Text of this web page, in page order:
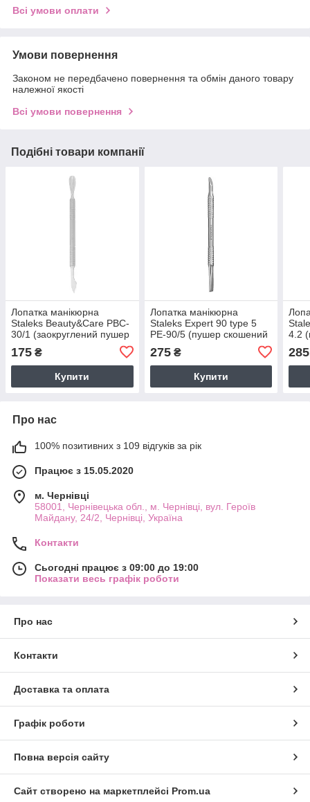
Всі умови оплати
Умови повернення
Законом не передбачено повернення та обмін даного товару
належної якості
Всі умови повернення
Подібні товари компанії
Лопатка манікюрна
Staleks Beauty&Care PBC-
30/1 (заокруглений пушер
175 ₴
Купити
Лопатка манікюрна
Staleks Expert 90 type 5
PE-90/5 (пушер скошений
275₴
Купити
4.2
285
Про нас
100% позитивних з 109 відгуків за рік
Працює з 15.05.2020
м. Чернівці
58001, Чернівецька обл., м. Чернівці, вул. Героїв
Майдану, 24/2, Чернівці, Україна
Контакти
Сьогодні працює з 09:00 до 19:00
Показати весь графік роботи
Про нас
Контакти
Доставка та оплата
Графік роботи
Повна версія сайту
Сайт створено на маркетплейсі Prom.ua